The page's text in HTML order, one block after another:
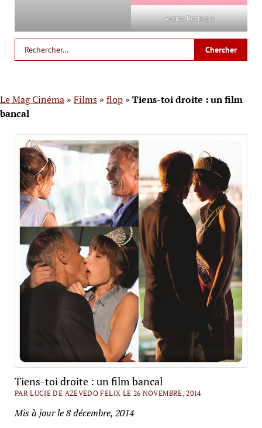
Autres Festivals
Le Mag Cinéma » Films » flop » Tiens-toi droite : un film
bancal
Tiens-toi droite : un film bancal
PAR LUCIE DE AZEVEDO FELIX LE 26 NOVEMBRE, 2014
Mis à jour le 8 décembre, 2014